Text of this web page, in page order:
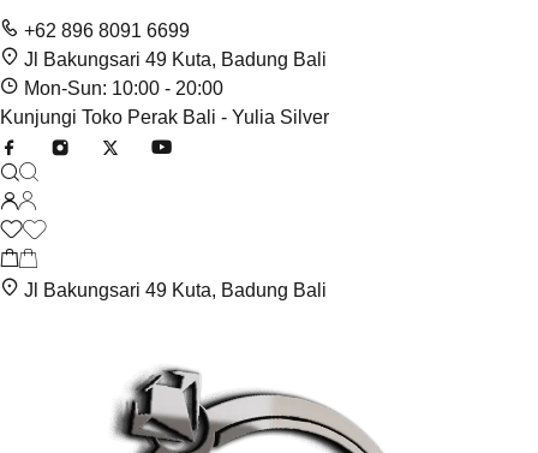
+62 896 8091 6699
Jl Bakungsari 49 Kuta, Badung Bali
Mon-Sun: 10:00 - 20:00
Kunjungi Toko Perak Bali - Yulia Silver
Jl Bakungsari 49 Kuta, Badung Bali